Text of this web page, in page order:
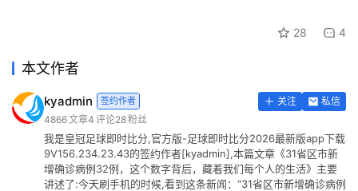
28 4
本文作者
kyadmin 签约作者 关注
私信
4866文章4 评论28粉丝
我是皇冠足球即时比分,官方版-足球即时比分2026最新版app下载
9V156.234.23.43的签约作者[kyadmin],本篇文章《31省区市新
增确诊病例32例，这个数字背后，藏着我们每个人的生活》主要
讲述了:今天刷手机的时候,看到这条新闻：“31省区市新增确诊病例